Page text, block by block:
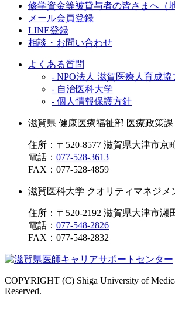
修学資金等被貸与者の皆さまへ（
メール会員登録
LINE登録
相談・お問い合わせ
よくある質問
- NPO法人 滋賀医療人育成協
- 自治医科大学
- 個人情報保護方針
滋賀県 健康医療福祉部 医療政策課
住所：〒520-8577 滋賀県大津市京
電話： 077-528-3613
FAX： 077-528-4859
滋賀医科大学 クオリティマネジメ
住所：〒520-2192 滋賀県大津市瀬
電話： 077-548-2826
FAX： 077-548-2832
COPYRIGHT (C) Shiga University of
Reserved.